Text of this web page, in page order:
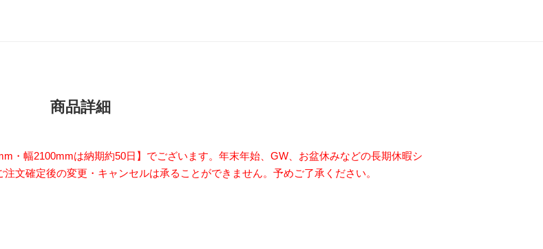
商品詳細
・幅2100mmは納期約50日】でございます。年末年始、GW、お盆休みなどの長期休暇シ
文確定後の変更・キャンセルは承ることができません。予めご了承ください。